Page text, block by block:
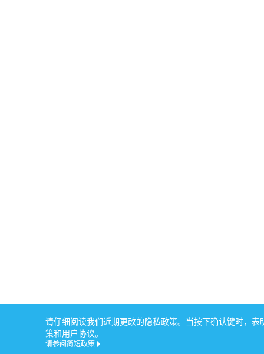
请仔细阅读我们近期更改的隐私政策。当按下确认键时，
策和用户协议。
请参阅简短政策